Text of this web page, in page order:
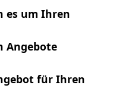
es um Ihren
Angebote
für Ihren